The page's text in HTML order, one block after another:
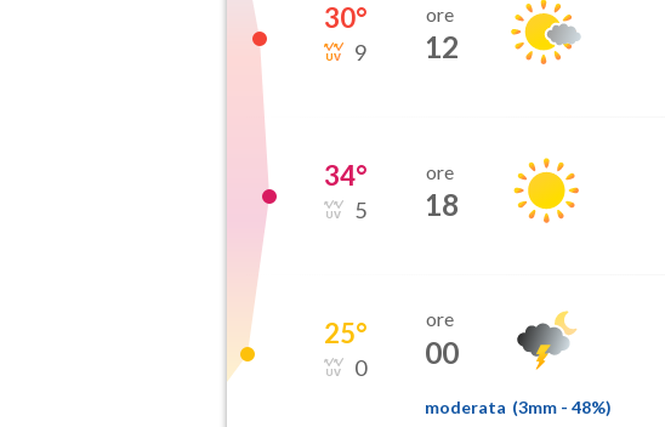
30°
9
ore
12
34°
5
ore
18
25°
0
ore
00
moderata (3mm - 48%)